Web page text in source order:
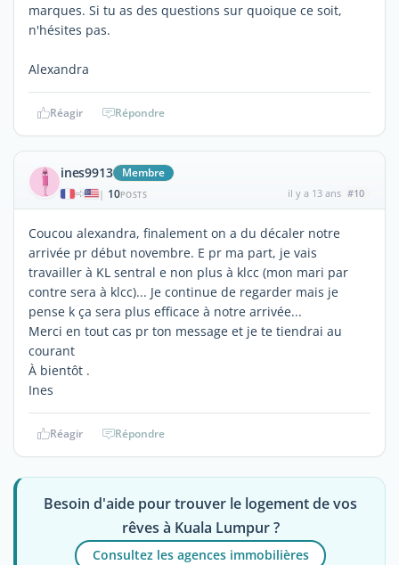
marques. Si tu as des questions sur quoique ce soit,
n'hésites pas.
Alexandra
Réagir Répondre
ines9913 Membre
| 10POSTS il y a 13 ans #10
Coucou alexandra, finalement on a du décaler notre
arrivée pr début novembre. E pr ma part, je vais
travailler à KL sentral e non plus à klcc (mon mari par
contre sera à klcc)... Je continue de regarder mais je
pense k ça sera plus efficace à notre arrivée...
Merci en tout cas pr ton message et je te tiendrai au
courant
À bientôt .
Ines
Réagir Répondre
Besoin d'aide pour trouver le logement de vos
rêves à Kuala Lumpur ?
Consultez les agences immobilières